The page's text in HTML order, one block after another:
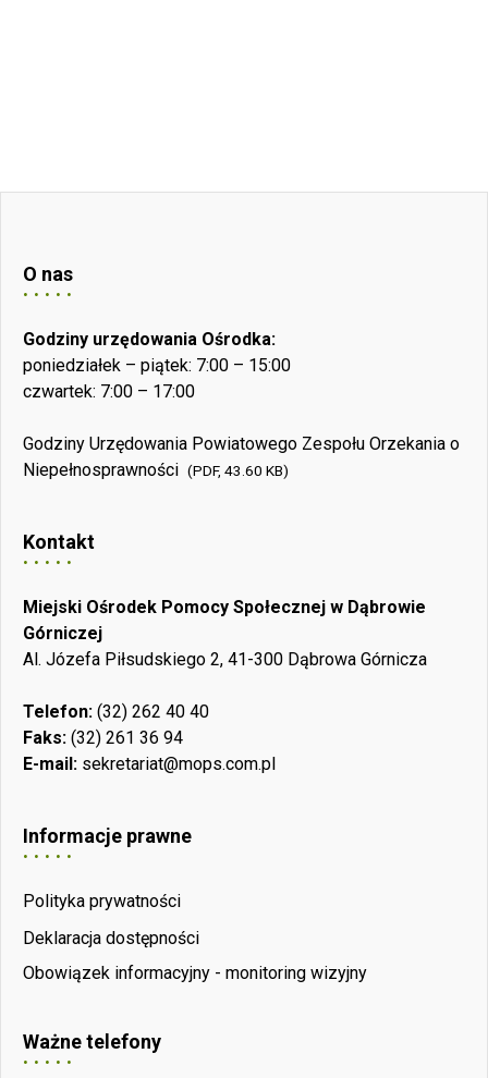
O nas
Godziny urzędowania Ośrodka:
poniedziałek – piątek: 7:00 – 15:00
czwartek: 7:00 – 17:00
Godziny Urzędowania Powiatowego Zespołu Orzekania o
Niepełnosprawności (PDF, 43.60 KB)
Kontakt
Miejski Ośrodek Pomocy Społecznej w Dąbrowie
Górniczej
Al. Józefa Piłsudskiego 2, 41-300 Dąbrowa Górnicza
Telefon: (32) 262 40 40
Faks: (32) 261 36 94
E-mail: sekretariat@mops.com.pl
Informacje prawne
Polityka prywatności
Deklaracja dostępności
Obowiązek informacyjny - monitoring wizyjny
Ważne telefony